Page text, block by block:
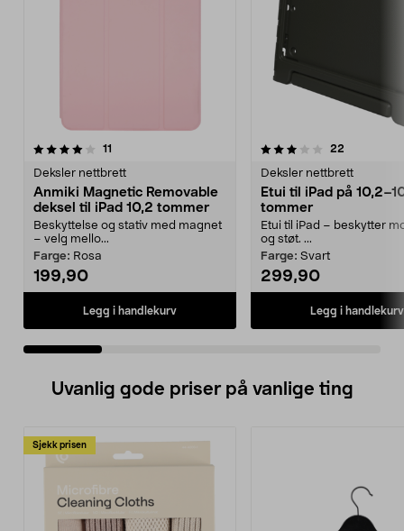
11
Deksler nettbrett
Anmiki Magnetic Removable
deksel til iPad 10,2 tommer
Beskyttelse og stativ med magnet
– velg mello...
Farge: Rosa
199,90
Legg i handlekurv
3.5 av 5 stjerner 22
Deksler nettbrett
Etui til iPad på
tommer
Etui til iPad – beskytter
og støt. ...
Farge: Svart
299,90
Legg i handlekurv
4.0 av 5 stjerner
Uvanlig gode priser på vanlige ting
Sjekk prisen